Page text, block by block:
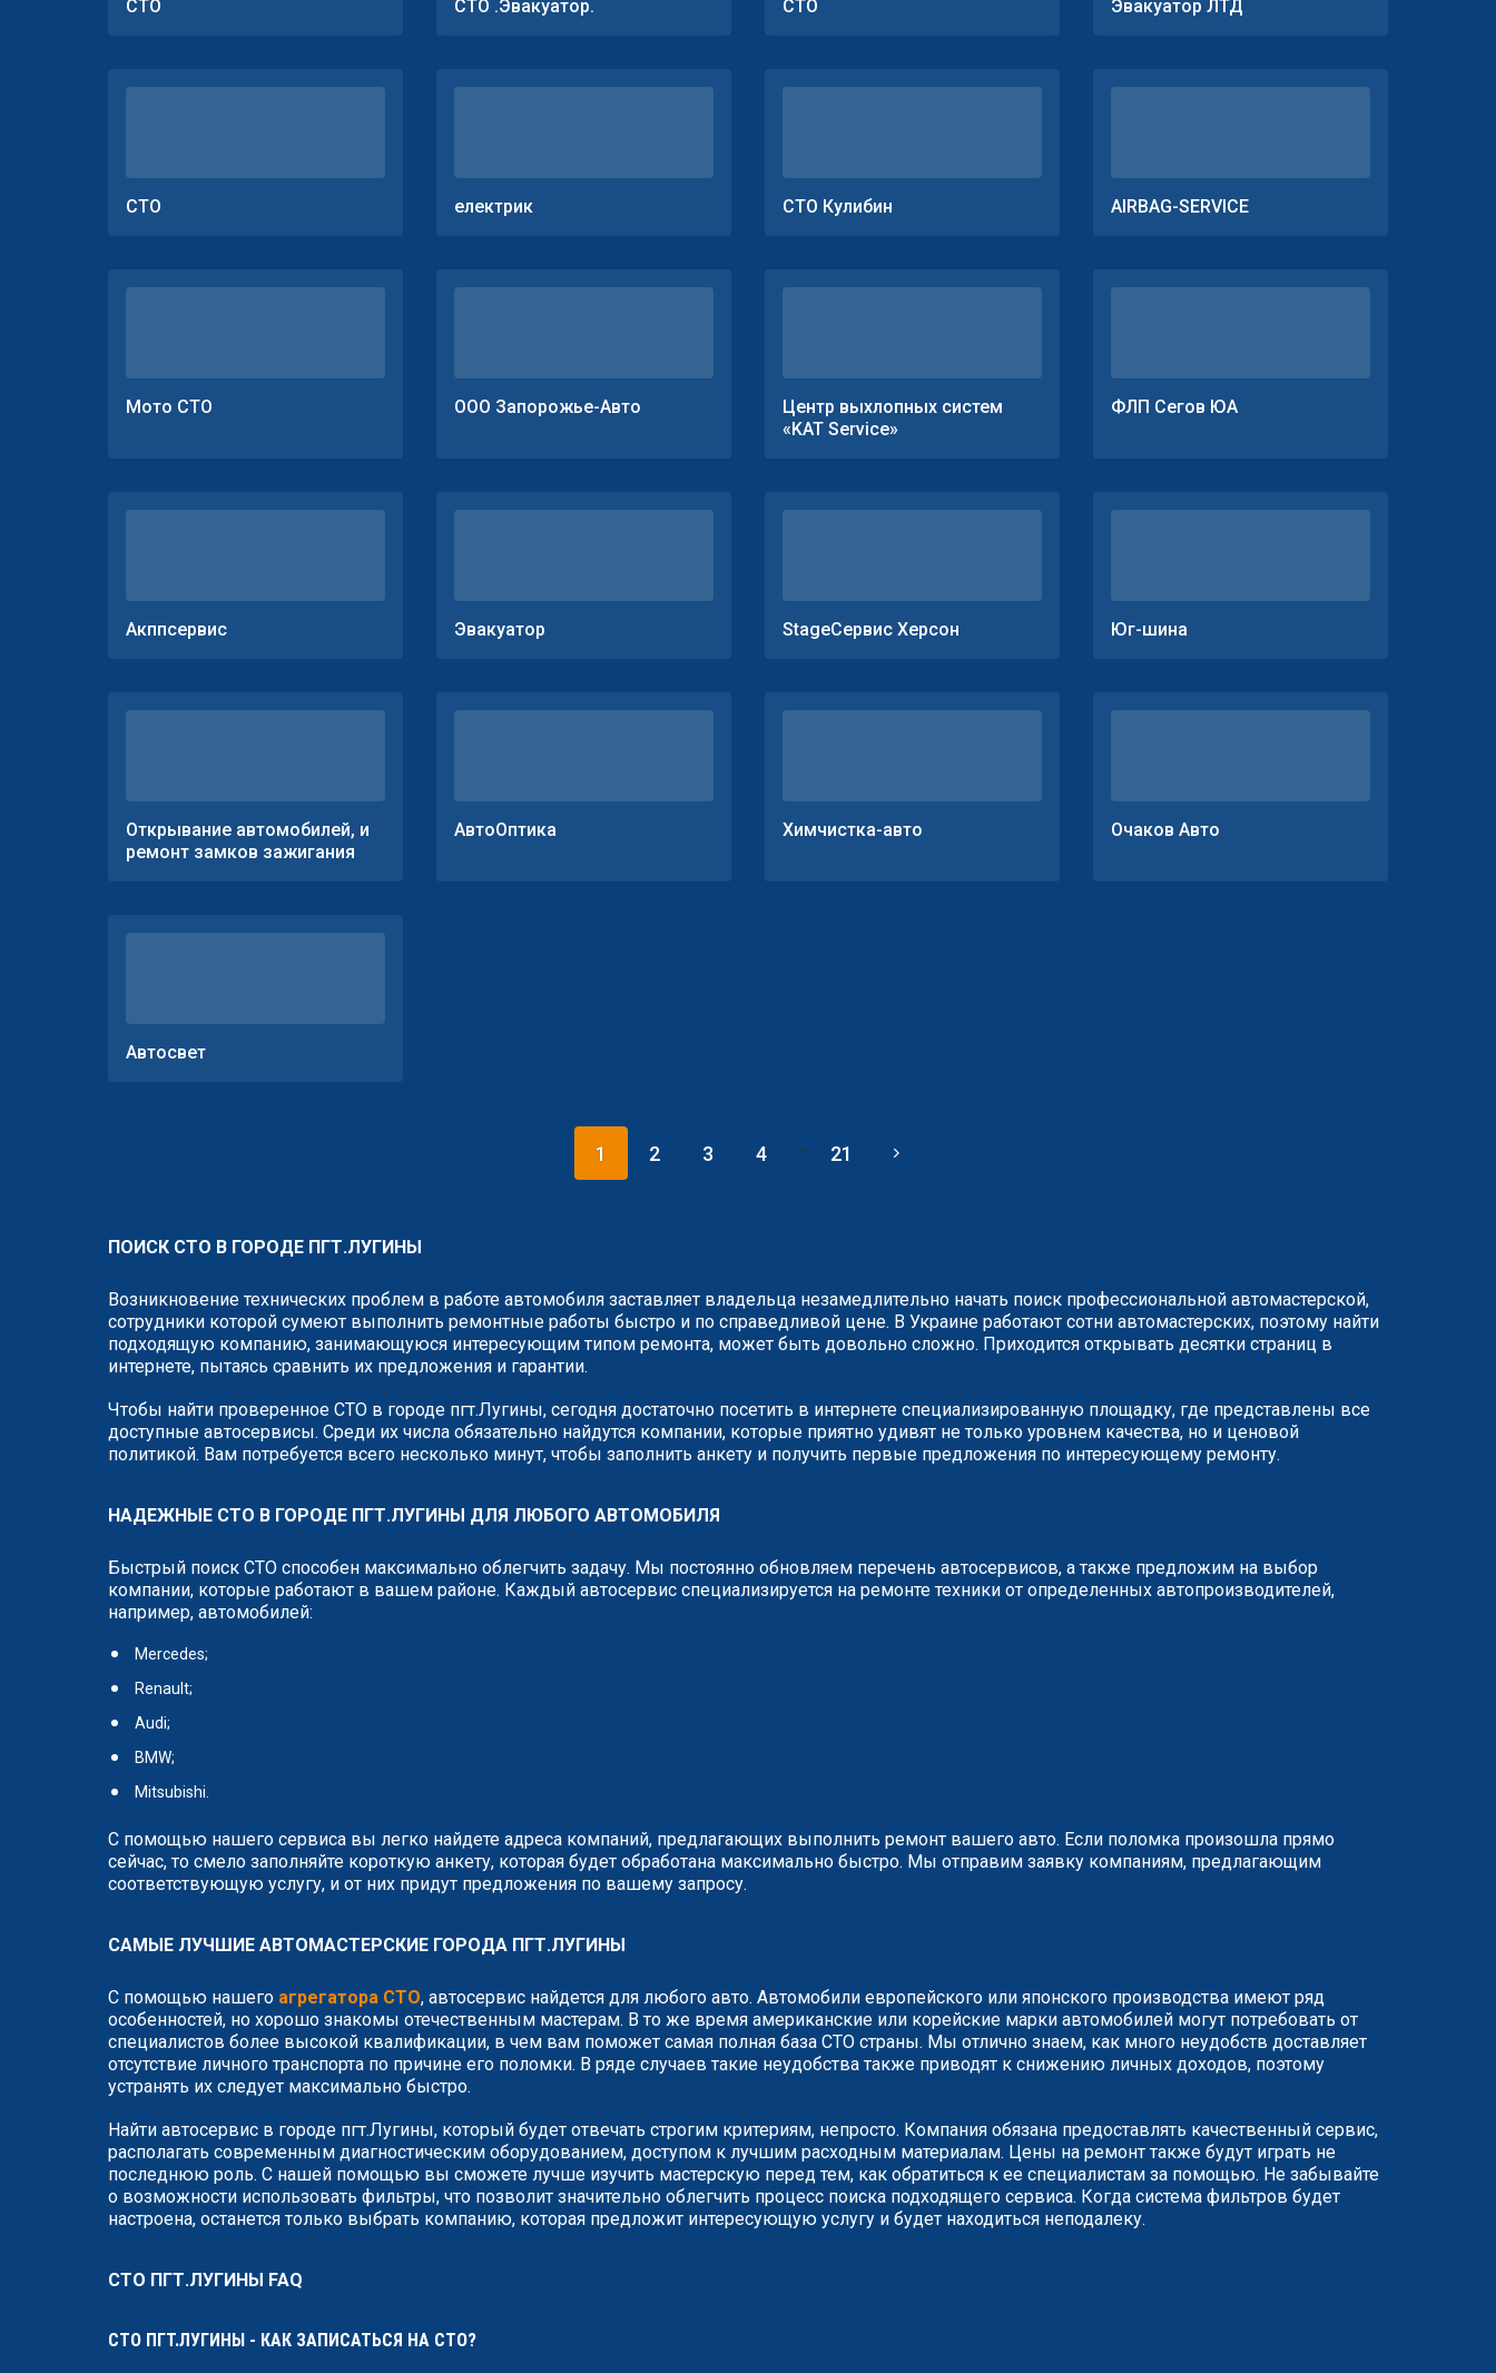
СТО СТО .Эвакуатор. СТО Эвакуатор ЛТД
СТО електрик СТО Кулибин AIRBAG-SERVICE
Мото СТО ООО Запорожье-Авто
Центр выхлопных систем
«KAT Service»
ФЛП Сегов ЮА
Акппсервис Эвакуатор StageСервис Херсон Юг-шина
Открывание автомобилей, и
ремонт замков зажигания
АвтоОптика Химчистка-авто Очаков Авто
Автосвет
1 2 3 4 ... 21
ПОИСК СТО В ГОРОДЕ ПГТ.ЛУГИНЫ
Возникновение технических проблем в работе автомобиля заставляет владельца незамедлительно начать поиск профессиональной автомастерской,
сотрудники которой сумеют выполнить ремонтные работы быстро и по справедливой цене. В Украине работают сотни автомастерских, поэтому найти
подходящую компанию, занимающуюся интересующим типом ремонта, может быть довольно сложно. Приходится открывать десятки страниц в
интернете, пытаясь сравнить их предложения и гарантии.
Чтобы найти проверенное СТО в городе пгт.Лугины, сегодня достаточно посетить в интернете специализированную площадку, где представлены все
доступные автосервисы. Среди их числа обязательно найдутся компании, которые приятно удивят не только уровнем качества, но и ценовой
политикой. Вам потребуется всего несколько минут, чтобы заполнить анкету и получить первые предложения по интересующему ремонту.
НАДЕЖНЫЕ СТО В ГОРОДЕ ПГТ.ЛУГИНЫ ДЛЯ ЛЮБОГО АВТОМОБИЛЯ
Быстрый поиск СТО способен максимально облегчить задачу. Мы постоянно обновляем перечень автосервисов, а также предложим на выбор
компании, которые работают в вашем районе. Каждый автосервис специализируется на ремонте техники от определенных автопроизводителей,
например, автомобилей:
Mercedes;
Renault;
Audi;
BMW;
Mitsubishi.
С помощью нашего сервиса вы легко найдете адреса компаний, предлагающих выполнить ремонт вашего авто. Если поломка произошла прямо
сейчас, то смело заполняйте короткую анкету, которая будет обработана максимально быстро. Мы отправим заявку компаниям, предлагающим
соответствующую услугу, и от них придут предложения по вашему запросу.
САМЫЕ ЛУЧШИЕ АВТОМАСТЕРСКИЕ ГОРОДА ПГТ.ЛУГИНЫ
С помощью нашего агрегатора СТО, автосервис найдется для любого авто. Автомобили европейского или японского производства имеют ряд
особенностей, но хорошо знакомы отечественным мастерам. В то же время американские или корейские марки автомобилей могут потребовать от
специалистов более высокой квалификации, в чем вам поможет самая полная база СТО страны. Мы отлично знаем, как много неудобств доставляет
отсутствие личного транспорта по причине его поломки. В ряде случаев такие неудобства также приводят к снижению личных доходов, поэтому
устранять их следует максимально быстро.
Найти автосервис в городе пгт.Лугины, который будет отвечать строгим критериям, непросто. Компания обязана предоставлять качественный сервис,
располагать современным диагностическим оборудованием, доступом к лучшим расходным материалам. Цены на ремонт также будут играть не
последнюю роль. С нашей помощью вы сможете лучше изучить мастерскую перед тем, как обратиться к ее специалистам за помощью. Не забывайте
о возможности использовать фильтры, что позволит значительно облегчить процесс поиска подходящего сервиса. Когда система фильтров будет
настроена, останется только выбрать компанию, которая предложит интересующую услугу и будет находиться неподалеку.
СТО ПГТ.ЛУГИНЫ FAQ
СТО ПГТ.ЛУГИНЫ - КАК ЗАПИСАТЬСЯ НА СТО?